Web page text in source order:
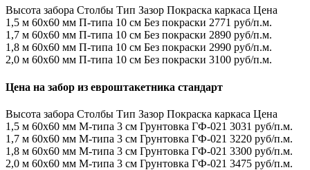
Высота забора Столбы Тип Зазор Покраска каркаса Цена
1,5 м 60х60 мм П-типа 10 см Без покраски 2771 руб/п.м.
1,7 м 60х60 мм П-типа 10 см Без покраски 2890 руб/п.м.
1,8 м 60х60 мм П-типа 10 см Без покраски 2990 руб/п.м.
2,0 м 60х60 мм П-типа 10 см Без покраски 3100 руб/п.м.
Цена на забор из евроштакетника стандарт
Высота забора Столбы Тип Зазор Покраска каркаса Цена
1,5 м 60х60 мм М-типа 3 см Грунтовка ГФ-021 3031 руб/п.м.
1,7 м 60х60 мм М-типа 3 см Грунтовка ГФ-021 3220 руб/п.м.
1,8 м 60х60 мм М-типа 3 см Грунтовка ГФ-021 3300 руб/п.м.
2,0 м 60х60 мм М-типа 3 см Грунтовка ГФ-021 3475 руб/п.м.